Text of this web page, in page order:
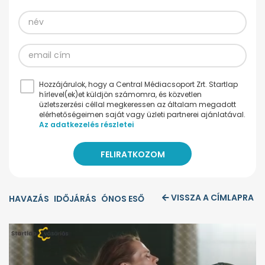
Hozzájárulok, hogy a Central Médiacsoport Zrt. Startlap
hírlevel(ek)et küldjön számomra, és közvetlen
üzletszerzési céllal megkeressen az általam megadott
elérhetőségeimen saját vagy üzleti partnerei ajánlatával.
Az adatkezelés részletei
HAVAZÁS IDŐJÁRÁS ÓNOS ESŐ VISSZA A CÍMLAPRA